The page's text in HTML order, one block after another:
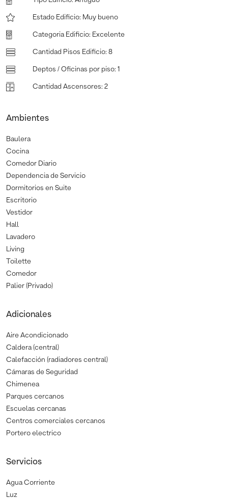
Estado Edificio: Muy bueno
Categoria Edificio: Excelente
Cantidad Pisos Edificio: 8
Deptos / Oficinas por piso: 1
Cantidad Ascensores: 2
Ambientes
Baulera
Cocina
Comedor Diario
Dependencia de Servicio
Dormitorios en Suite
Escritorio
Vestidor
Hall
Lavadero
Living
Toilette
Comedor
Palier (Privado)
Adicionales
Aire Acondicionado
Caldera (central)
Calefacción (radiadores central)
Cámaras de Seguridad
Chimenea
Parques cercanos
Escuelas cercanas
Centros comerciales cercanos
Portero electrico
Servicios
Agua Corriente
Luz